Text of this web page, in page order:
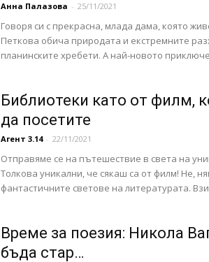
Анна Палазова - 25/11/2021
Говоря си с прекрасна, млада дама, която
Петкова обича природата и екстремните
планинските хребети. А най-новото
Библиотеки като от филм,
да посетите
Агент 3.14 - 22/11/2021
Отправяме се на пътешествие в света на
Толкова уникални, че сякаш са от филм! Не,
фантастичните светове на литературата.
Време за поезия: Никола
бъда стар…